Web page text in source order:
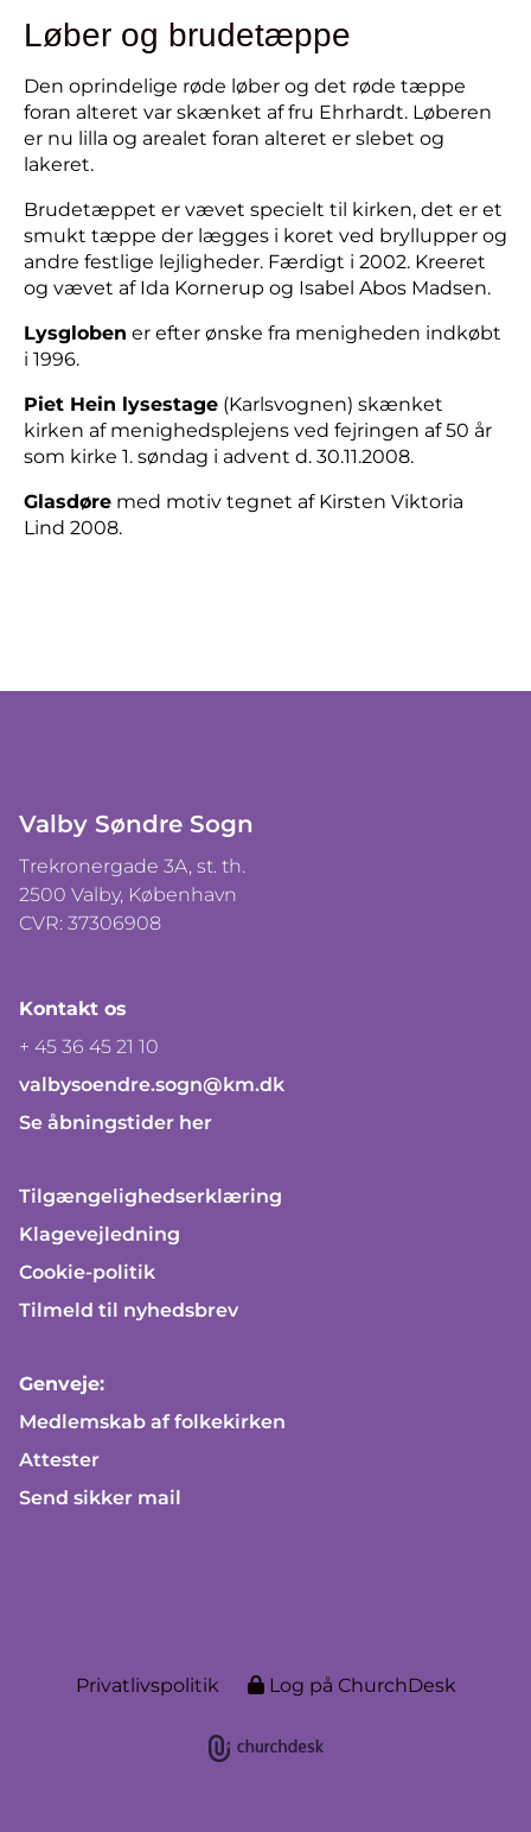
Løber og brudetæppe
Den oprindelige røde løber og det røde tæppe
foran alteret var skænket af fru Ehrhardt. Løberen
er nu lilla og arealet foran alteret er slebet og
lakeret.
Brudetæppet er vævet specielt til kirken, det er et
smukt tæppe der lægges i koret ved bryllupper og
andre festlige lejligheder. Færdigt i 2002. Kreeret
og vævet af Ida Kornerup og Isabel Abos Madsen.
Lysgloben er efter ønske fra menigheden indkøbt
i 1996.
Piet Hein lysestage (Karlsvognen) skænket
kirken af menighedsplejens ved fejringen af 50 år
som kirke 1. søndag i advent d. 30.11.2008.
Glasdøre med motiv tegnet af Kirsten Viktoria
Lind 2008.
Valby Søndre Sogn
Trekronergade 3A, st. th.
2500 Valby, København
CVR: 37306908
Kontakt os
+ 45 36 45 21 10
valbysoendre.sogn@km.dk
Se åbningstider her
Tilgængelighedserklæring
Klagevejledning
Cookie-politik
Tilmeld til nyhedsbrev
Genveje:
Medlemskab af folkekirken
Attester
Send sikker mail
Privatlivspolitik Log på ChurchDesk